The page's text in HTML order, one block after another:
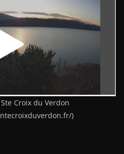
Croix du Verdon
)